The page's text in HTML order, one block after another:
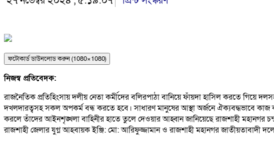
ফটোকার্ড ডাউনলোড করুন (1080×1080)
নিজস্ব প্রতিবেদক:
রাজনৈতিক প্রতিহিংসায় দলীয় নেতা কর্মীদের বলিরপাঠা বানিয়ে ফাঁয়দা হাসিল করতে গিয়ে
দখলদারত্বসহ সকল অপকর্ম বন্ধ করতে হবে। সাধারণ মানুষের আস্থা অর্জনে ঐক্যবদ্ধভাবে
করলে তাঁদের আইনশৃঙ্খলা বাহিনীর হাতে তুলে দেওয়ার আহ্বান জানিয়েছে রাজশাহী মহানগর
রাজশাহী জেলার যুগ্ন আহবায়ক ইঞ্জি: মো: আরিফুজ্জামান ও রাজশাহী মহানগর জাতীয়তাবাদী